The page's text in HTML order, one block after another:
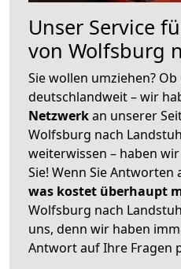
Unser Service
von Wolfsburg
Sie wollen umziehen?
deutschlandweit – wir
Netzwerkan unserer
Wolfsburg nach
weiterwissen – haben
Sie! Wenn Sie
was kostet überhaupt
Wolfsburg nach
uns, denn wir haben
Antwort auf Ihre Fragen